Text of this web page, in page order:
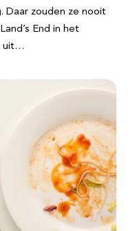
Daar zouden ze nooit
End in het
uit…